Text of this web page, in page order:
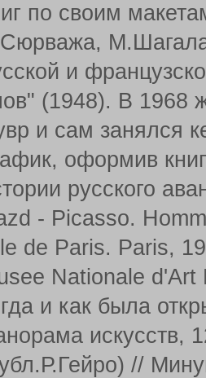
по своим
М.Шагала
и
(1948). В 1968
и сам занялся
оформив
русского
- Picasso.
de Paris. Paris,
Nationale
и как была
искусств,
//